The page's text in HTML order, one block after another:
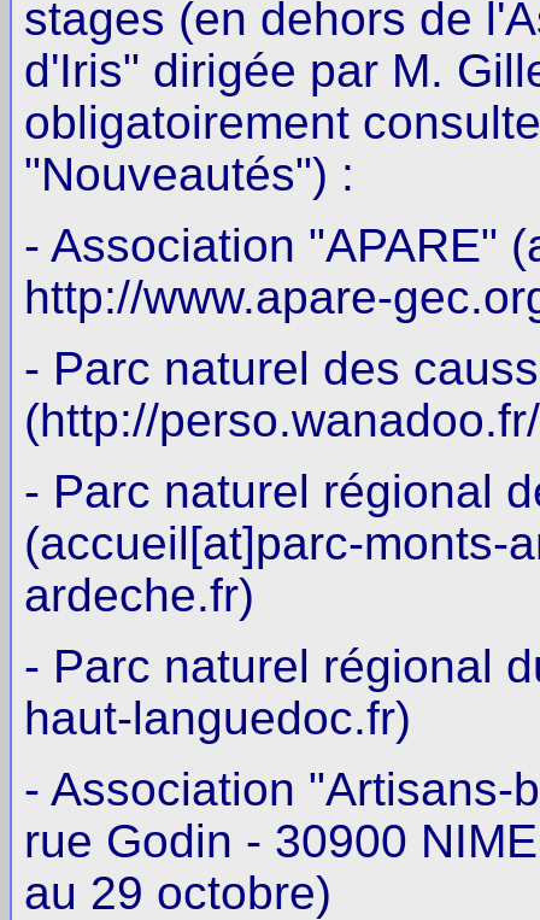
stages (en dehors de
d'Iris" dirigée par M.
obligatoirement
"Nouveautés") :
- Association "APARE"
http://www.apare-
- Parc naturel des
(http://
- Parc naturel régional
(accueil[at]parc-monts-
ardeche.fr)
- Parc naturel régional
haut-languedoc.fr)
- Association "Artisans-
rue Godin - 30900
au 29 octobre)